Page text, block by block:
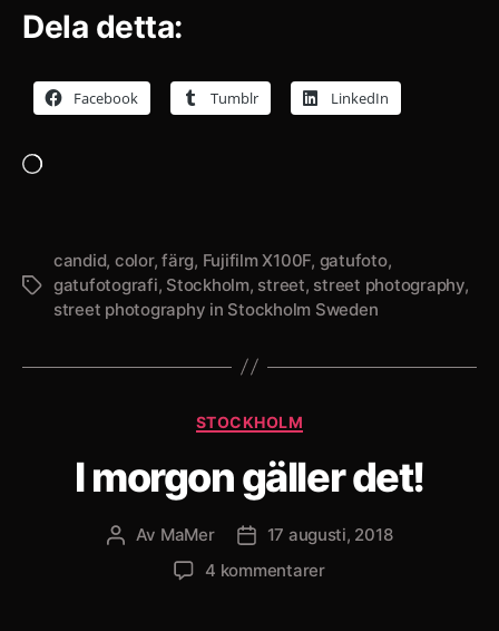
Dela detta:
Facebook Tumblr LinkedIn
Etiketter
candid, color,färg, Fujifilm X100F, gatufoto,
gatufotografi, Stockholm, street, street photography,
street photography in Stockholm Sweden
Kategorier
STOCKHOLM
I morgon gäller det!
Inläggsförfattare
Av MaMer Inläggsdatum
17 augusti, 2018
4 kommentarertill